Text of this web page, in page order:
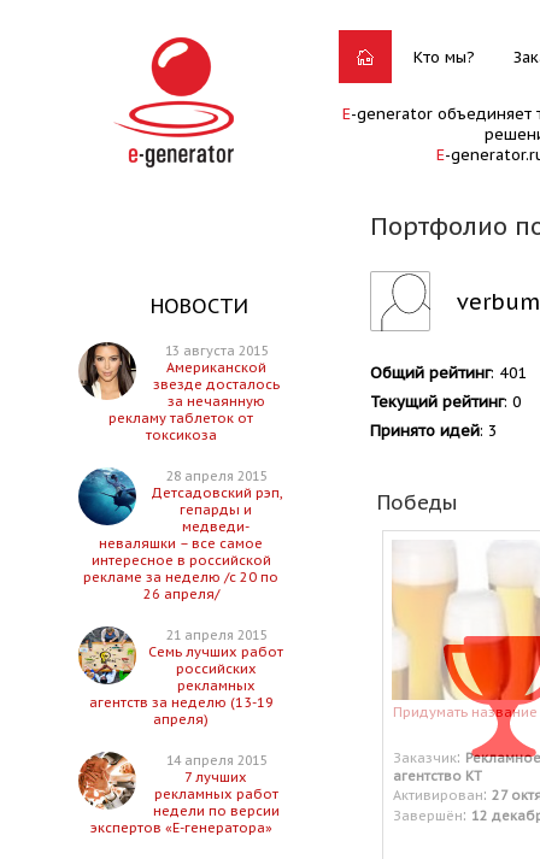
Кто мы?
E-generator объединяет
E-
Портфолио
НОВОСТИ
13 августа 2015
Американской
звезде досталось
за нечаянную
рекламу таблеток от
токсикоза
28 апреля 2015
Детсадовский рэп,
гепарды и
медведи-
неваляшки – все самое
интересное в российской
рекламе за неделю /с 20 по
26 апреля/
21 апреля 2015
Семь лучших работ
российских
рекламных
агентств за неделю (13-19
апреля)
14 апреля 2015
7 лучших
рекламных работ
недели по версии
экспертов «Е-генератора»
verbum
Общий рейтинг: 401
Текущий рейтинг: 0
Принято идей: 3
Победы
Придумать
Заказчик: Рекламное
агентство КТ
Активирован: 27
Завершён: 12